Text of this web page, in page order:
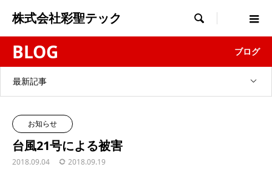
株式会社彩聖テック 
BLOG ブログ
最新記事
お知らせ
台風21号による被害
2018.09.04 2018.09.19